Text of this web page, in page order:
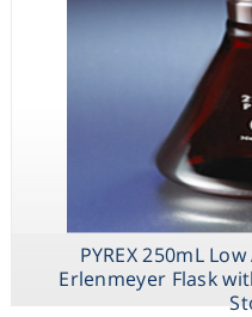
PYREX 250mL
Erlenmeyer Flask